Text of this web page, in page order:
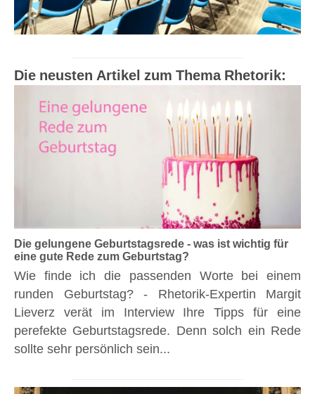
Die neusten Artikel zum Thema Rhetorik:
Die gelungene Geburtstagsrede - was ist wichtig für
eine gute Rede zum Geburtstag?
Wie finde ich die passenden Worte bei einem
runden Geburtstag? - Rhetorik-Expertin Margit
Lieverz verät im Interview Ihre Tipps für eine
perefekte Geburtstagsrede. Denn solch ein Rede
sollte sehr persönlich sein...